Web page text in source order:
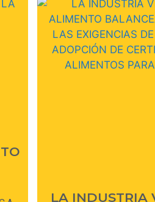
LA INDUSTRIA